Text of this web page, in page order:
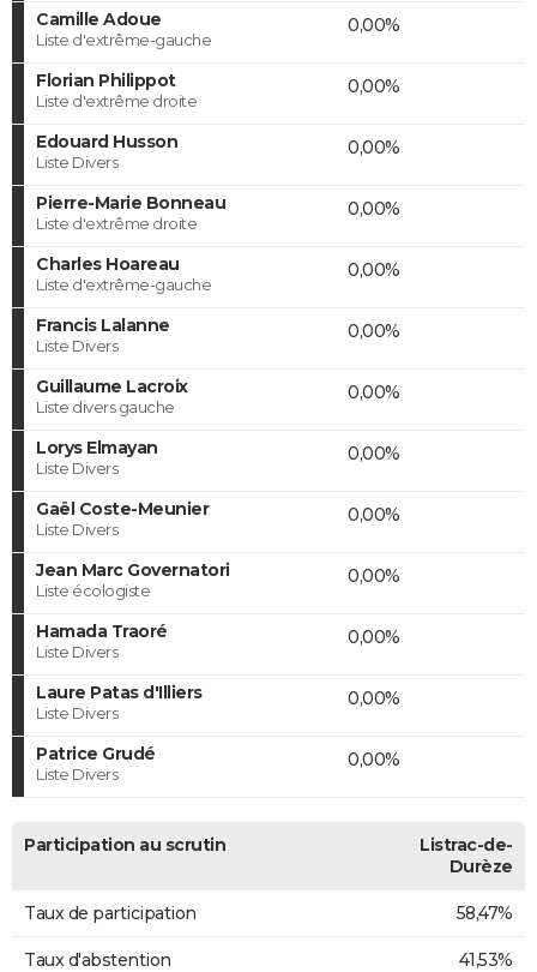
Camille Adoue
Liste d'extrême-gauche
0,00%
Florian Philippot
Liste d'extrême droite
0,00%
Edouard Husson
Liste Divers
0,00%
Pierre-Marie Bonneau
Liste d'extrême droite
0,00%
Charles Hoareau
Liste d'extrême-gauche
0,00%
Francis Lalanne
Liste Divers
0,00%
Guillaume Lacroix
Liste divers gauche
0,00%
Lorys Elmayan
Liste Divers
0,00%
Gaël Coste-Meunier
Liste Divers
0,00%
Jean Marc Governatori
Liste écologiste
0,00%
Hamada Traoré
Liste Divers
0,00%
Laure Patas d'Illiers
Liste Divers
0,00%
Patrice Grudé
Liste Divers
0,00%
Participation au scrutin
Listrac-de-
Durèze
Taux de participation 58,47%
Taux d'abstention 41,53%